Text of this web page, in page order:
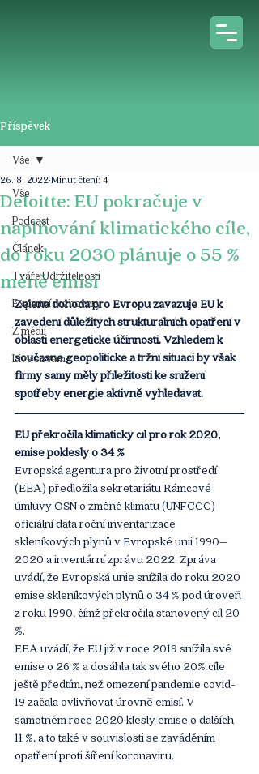
Příspěvek
Vše
Podcast
Článek
Tváře Udržitelnosti
Expertní rozhovory
Z médií
Live stream
Vše
Deloitte: EU pokračuje v
naplňování klimatického cíle,
do roku 2030 plánuje o 55 %
méně emisí
26. 8. 2022 Minut čtení: 4
Zelená dohoda pro Evropu zavazuje EU k
zavedení důležitých strukturálních opatření v
oblasti energetické účinnosti. Vzhledem k
současné geopolitické a tržní situaci by však
firmy samy měly příležitosti ke snížení
spotřeby energie aktivně vyhledávat.
EU překročila klimatický cíl pro rok 2020,
emise poklesly o 34 %
Evropská agentura pro životní prostředí
(EEA) předložila sekretariátu Rámcové
úmluvy OSN o změně klimatu (UNFCCC)
oficiální data roční inventarizace
skleníkových plynů v Evropské unii 1990–
2020 a inventární zprávu 2022. Zpráva
uvádí, že Evropská unie snížila do roku 2020
emise skleníkových plynů o 34 % pod úroveň
z roku 1990, čímž překročila stanovený cíl 20
%.
EEA uvádí, že EU již v roce 2019 snížila své
emise o 26 % a dosáhla tak svého 20% cíle
ještě předtím, než omezení pandemie covid-
19 začala ovlivňovat úrovně emisí. V
samotném roce 2020 klesly emise o dalších
11 %, a to také v souvislosti se zaváděním
opatření proti šíření koronaviru.